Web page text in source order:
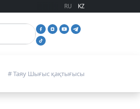
RU KZ
# Таяу Шығыс қақтығысы